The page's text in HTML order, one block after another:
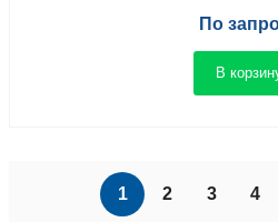
По
В
1 2 3 4